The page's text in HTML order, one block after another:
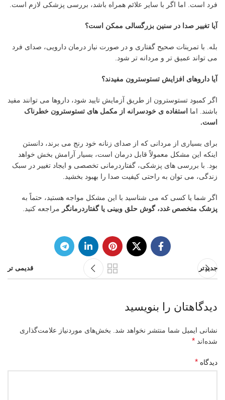
فرد است. اما اگر با سایر علائم همراه باشد، بررسی پزشکی لازم است.
آیا تغییر صدا در سنین بزرگسالی ممکن است؟
بله. با تمرینات صحیح گفتاری و در صورت نیاز درمان دارویی، صدای فرد
می تواند عمیق تر و مردانه تر شود.
آیا داروهای افزایش تستوسترون مفیدند؟
اگر کمبود تستوسترون از طریق آزمایش تایید شود، داروها می توانند مفید
باشند. اما استفاده ی خودسرانه از مکمل های تستوسترون خطرناک
است.
برای بسیاری از مردانی که از صدای زنانه خود رنج می برند، دانستن
اینکه این مشکل معمولاً قابل درمان است، بسیار آرامش بخش خواهد
بود. با بررسی های پزشکی، گفتاردرمانی تخصصی و ایجاد تغییر در سبک
زندگی، می توان به راحتی کیفیت صدا را بهبود بخشید.
اگر شما یا کسی که می شناسید با این مشکل مواجه هستید، حتماً به
پزشک متخصص غدد، گوش حلق وبینی یا گفتاردرمانگر مراجعه کنید.
جدیدتر قدیمی تر
دیدگاهتان را بنویسید
نشانی ایمیل شما منتشر نخواهد شد.
بخش‌های موردنیاز علامت‌گذاری
شده‌اند *
دیدگاه *